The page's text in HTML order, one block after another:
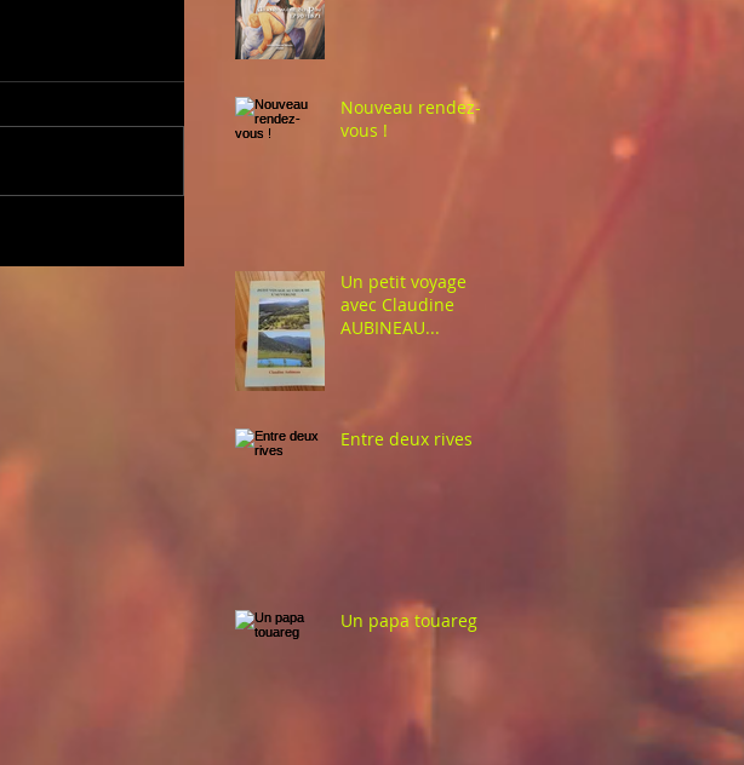
Nouveau rendez-
vous !
Un petit voyage
avec Claudine
AUBINEAU...
Entre deux rives
Un papa touareg